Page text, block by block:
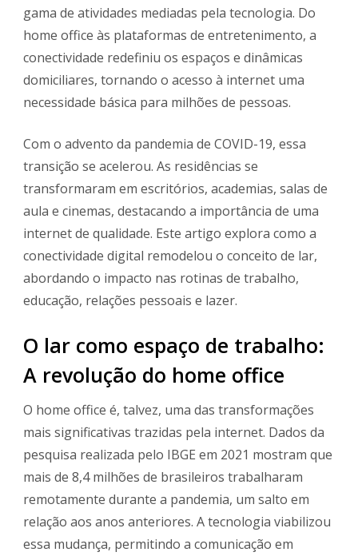
gama de atividades mediadas pela tecnologia. Do
home office às plataformas de entretenimento, a
conectividade redefiniu os espaços e dinâmicas
domiciliares, tornando o acesso à internet uma
necessidade básica para milhões de pessoas.
Com o advento da pandemia de COVID-19, essa
transição se acelerou. As residências se
transformaram em escritórios, academias, salas de
aula e cinemas, destacando a importância de uma
internet de qualidade. Este artigo explora como a
conectividade digital remodelou o conceito de lar,
abordando o impacto nas rotinas de trabalho,
educação, relações pessoais e lazer.
O lar como espaço de trabalho:
A revolução do home office
O home office é, talvez, uma das transformações
mais significativas trazidas pela internet. Dados da
pesquisa realizada pelo IBGE em 2021 mostram que
mais de 8,4 milhões de brasileiros trabalharam
remotamente durante a pandemia, um salto em
relação aos anos anteriores. A tecnologia viabilizou
essa mudança, permitindo a comunicação em